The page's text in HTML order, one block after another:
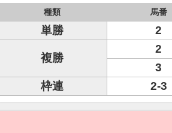
種類 馬番
単勝 2
複勝
2
3
枠連
2-3